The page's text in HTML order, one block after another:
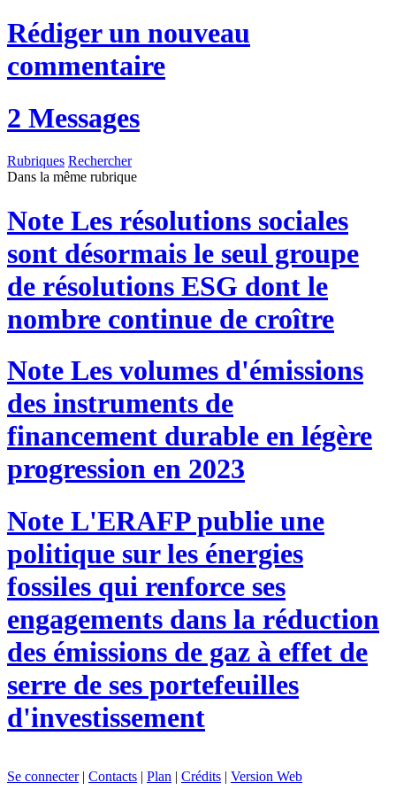
Rédiger un nouveau
commentaire
2 Messages
Rubriques Rechercher
Dans la même rubrique
Note Les résolutions sociales
sont désormais le seul groupe
de résolutions ESG dont le
nombre continue de croître
Note Les volumes d'émissions
des instruments de
financement durable en légère
progression en 2023
Note L'ERAFP publie une
politique sur les énergies
fossiles qui renforce ses
engagements dans la réduction
des émissions de gaz à effet de
serre de ses portefeuilles
d'investissement
Se connecter| Contacts | Plan | Crédits | Version Web